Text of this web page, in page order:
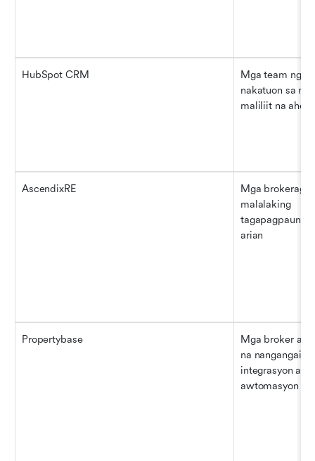
HubSpot CRM
Mga team ng
nakatuon sa
maliliit na
AscendixRE
Mga brokerage
malalaking
arian
Propertybase
Mga broker at
na
integrasyon at
awtomasyon ng